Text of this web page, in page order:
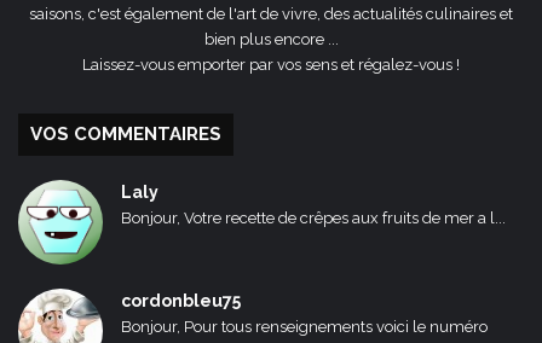
saisons, c'est également de l'art de vivre, des actualités culinaires et
bien plus encore ...
Laissez-vous emporter par vos sens et régalez-vous !
VOS COMMENTAIRES
Laly
Bonjour, Votre recette de crêpes aux fruits de mer a l...
cordonbleu75
Bonjour, Pour tous renseignements voici le numéro